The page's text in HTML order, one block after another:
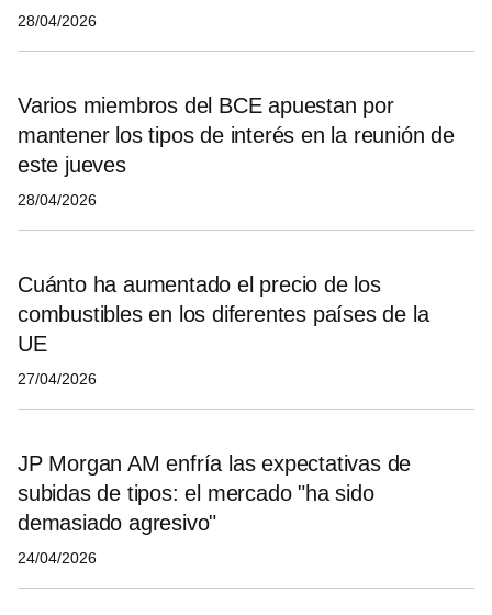
28/04/2026
Varios miembros del BCE apuestan por
mantener los tipos de interés en la reunión de
este jueves
28/04/2026
Cuánto ha aumentado el precio de los
combustibles en los diferentes países de la
UE
27/04/2026
JP Morgan AM enfría las expectativas de
subidas de tipos: el mercado "ha sido
demasiado agresivo"
24/04/2026